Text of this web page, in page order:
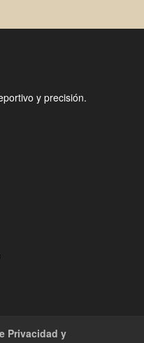
y precisión.
Privacidad y